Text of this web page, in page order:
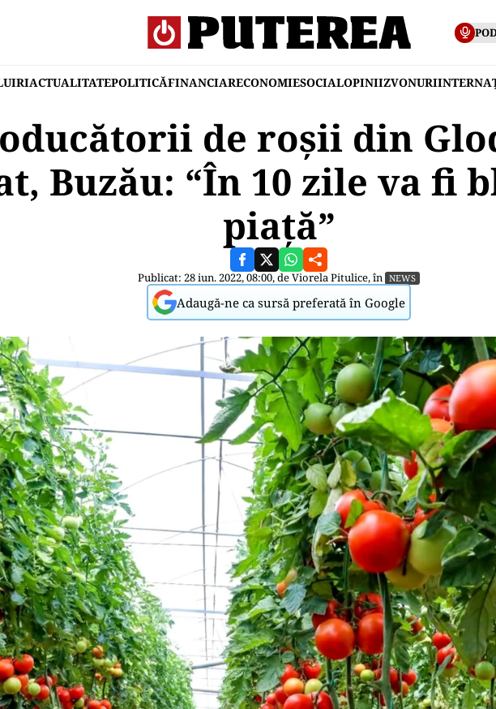
ACTUALITATEPOLITICĂFINANCIARECONOMIESOCIALOPINIIZVONURI
de roșii din
Buzău: “În 10 zile va fi
piață”
Publicat: 28 iun. 2022, 08:00, deViorela Pitulice, în NEWS
Adaugă-ne ca sursă preferată în Google